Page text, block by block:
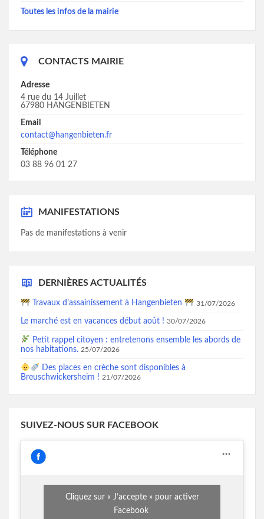
Toutes les infos de la mairie
CONTACTS MAIRIE
Adresse
4 rue du 14 Juillet
67980 HANGENBIETEN
Email
contact@hangenbieten.fr
Téléphone
03 88 96 01 27
MANIFESTATIONS
Pas de manifestations à venir
DERNIÈRES ACTUALITÉS
Travaux d’assainissement à Hangenbieten 31/07/2026
Le marché est en vacances début août ! 30/07/2026
Petit rappel citoyen : entretenons ensemble les abords de
nos habitations. 25/07/2026
Des places en crèche sont disponibles à
Breuschwickersheim ! 21/07/2026
SUIVEZ-NOUS SUR FACEBOOK
Cliquez sur « J’accepte » pour activer
Facebook